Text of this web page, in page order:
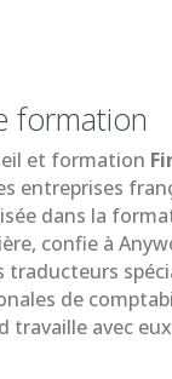
formation
et formation
entreprises
dans la
confie à
traducteurs
de
travaille avec